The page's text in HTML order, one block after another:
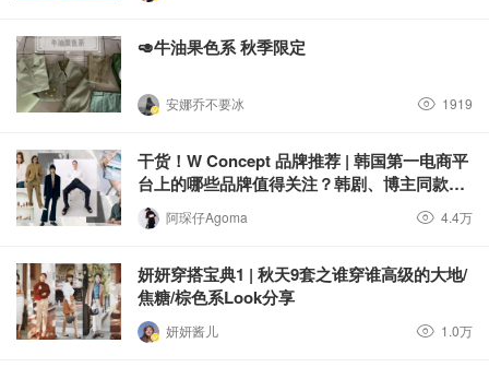
🥑牛油果色系 秋季限定
安娜乔不要冰 1919
干货！W Concept 品牌推荐 | 韩国第一电商平
台上的哪些品牌值得关注？韩剧、博主同款get
起来阿琛仔Agoma 4.4万
妍妍穿搭宝典1 | 秋天9套之谁穿谁高级的大地/
焦糖/棕色系Look分享
妍妍酱儿 1.0万